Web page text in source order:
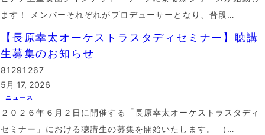
ます！ メンバーそれぞれがプロデューサーとなり、普段…
【長原幸太オーケストラスタディセミナー】聴講
生募集のお知らせ
81291267
5月 17, 2026
ニュース
２０２６年６月２日に開催する「長原幸太オーケストラスタディ
セミナー」における聴講生の募集を開始いたします。 （…